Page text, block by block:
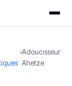
›Adoucisseur
Ahetze